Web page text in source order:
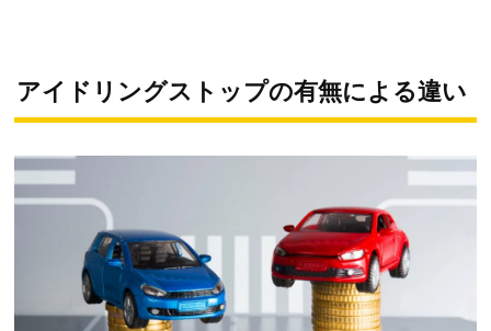
アイドリングストップの有無による違い